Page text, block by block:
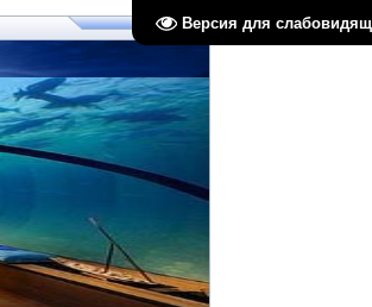
Версия для